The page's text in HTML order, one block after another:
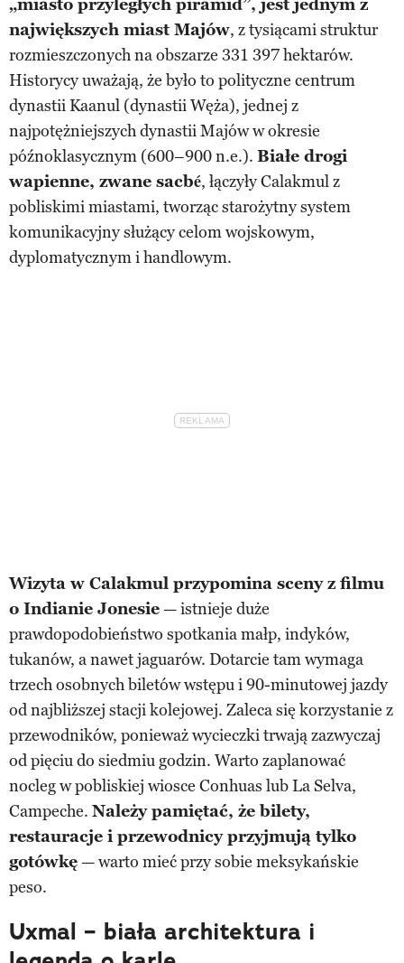
„miasto przyległych piramid”, jest jednym z
największych miast Majów, z tysiącami struktur
rozmieszczonych na obszarze 331 397 hektarów.
Historycy uważają, że było to polityczne centrum
dynastii Kaanul (dynastii Węża), jednej z
najpotężniejszych dynastii Majów w okresie
późnoklasycznym (600–900 n.e.). Białe drogi
wapienne, zwane sacbé, łączyły Calakmul z
pobliskimi miastami, tworząc starożytny system
komunikacyjny służący celom wojskowym,
dyplomatycznym i handlowym.
Wizyta w Calakmul przypomina sceny z filmu
o Indianie Jonesie— istnieje duże
prawdopodobieństwo spotkania małp, indyków,
tukanów, a nawet jaguarów. Dotarcie tam wymaga
trzech osobnych biletów wstępu i 90-minutowej jazdy
od najbliższej stacji kolejowej. Zaleca się korzystanie z
przewodników, ponieważ wycieczki trwają zazwyczaj
od pięciu do siedmiu godzin. Warto zaplanować
nocleg w pobliskiej wiosce Conhuas lub La Selva,
Campeche. Należy pamiętać, że bilety,
restauracje i przewodnicy przyjmują tylko
gotówkę— warto mieć przy sobie meksykańskie
peso.
Uxmal – biała architektura i